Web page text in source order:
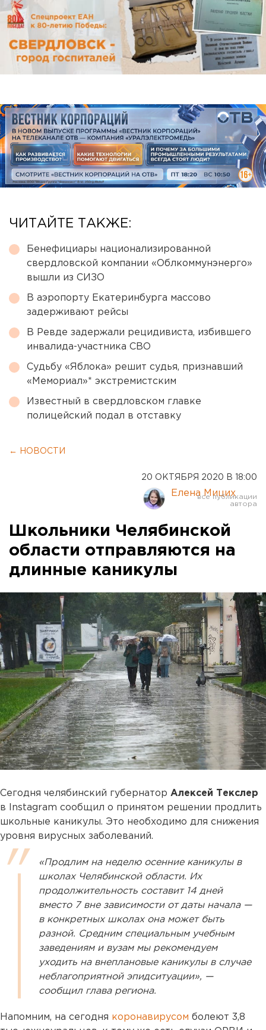
ЧИТАЙТЕ ТАКЖЕ:
Бенефициары национализированной
свердловской компании «Облкоммунэнерго»
вышли из СИЗО
В аэропорту Екатеринбурга массово
задерживают рейсы
В Ревде задержали рецидивиста, избившего
инвалида-участника СВО
Судьбу «Яблока» решит судья, признавший
«Мемориал»* экстремистским
Известный в свердловском главке
полицейский подал в отставку
← НОВОСТИ
20 ОКТЯБРЯ 2020 В 18:00
Елена Мицих
Школьники Челябинской
области отправляются на
длинные каникулы
Сегодня челябинский губернатор Алексей Текслер
в Instagram сообщил о принятом решении продлить
школьные каникулы. Это необходимо для снижения
уровня вирусных заболеваний.
«Продлим на неделю осенние каникулы в
школах Челябинской области. Их
продолжительность составит 14 дней
вместо 7 вне зависимости от даты начала —
в конкретных школах она может быть
разной. Средним специальным учебным
заведениям и вузам мы рекомендуем
уходить на внеплановые каникулы в случае
неблагоприятной эпидситуации», —
сообщил глава региона.
Напомним, на сегодня коронавирусом болеют 3,8